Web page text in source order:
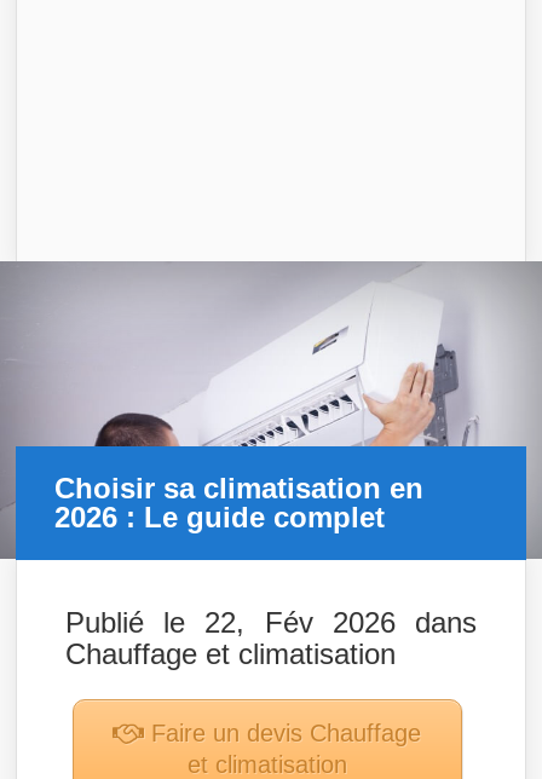
Choisir sa climatisation en
2026 : Le guide complet
Publié le 22, Fév 2026 dans
Chauffage et climatisation
Faire un devis Chauffage
et climatisation